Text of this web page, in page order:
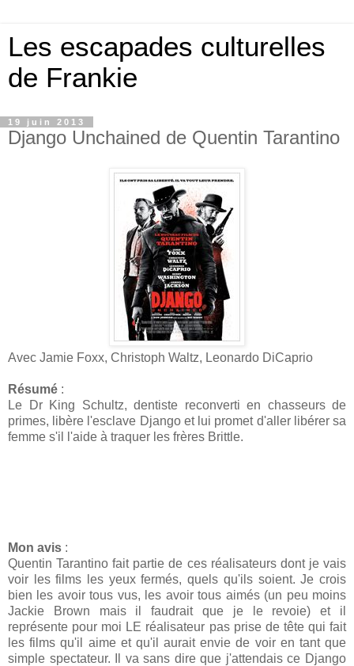
Les escapades culturelles
de Frankie
19 juin 2013
Django Unchained de Quentin Tarantino
Avec Jamie Foxx, Christoph Waltz, Leonardo DiCaprio
Résumé :
Le Dr King Schultz, dentiste reconverti en chasseurs de
primes, libère l'esclave Django et lui promet d'aller libérer sa
femme s'il l'aide à traquer les frères Brittle.
Mon avis :
Quentin Tarantino fait partie de ces réalisateurs dont je vais
voir les films les yeux fermés, quels qu'ils soient. Je crois
bien les avoir tous vus, les avoir tous aimés (un peu moins
Jackie Brown mais il faudrait que je le revoie) et il
représente pour moi LE réalisateur pas prise de tête qui fait
les films qu'il aime et qu'il aurait envie de voir en tant que
simple spectateur. Il va sans dire que j'attendais ce Django